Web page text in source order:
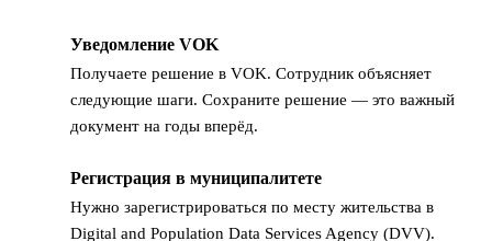
Уведомление VOK
Получаете решение в VOK. Сотрудник объясняет
следующие шаги. Сохраните решение — это важный
документ на годы вперёд.
Регистрация в муниципалитете
Нужно зарегистрироваться по месту жительства в
Digital and Population Data Services Agency (DVV).